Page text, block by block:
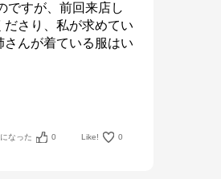
ですが、前回来店し
さり、私が求めてい
んが着ている服はい
なった 0 Like! 0